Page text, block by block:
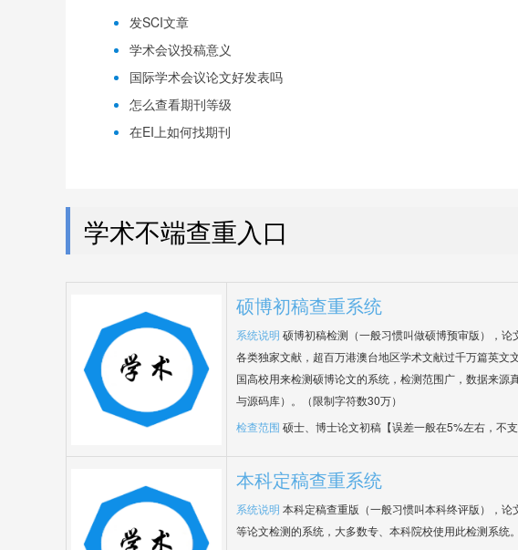
发SCI文章
学术会议投稿意义
国际学术会议论文好发表吗
怎么查看期刊等级
在EI上如何找期刊
学术不端查重入口
硕博初稿查重系统
系统说明 硕博初稿检测（一般习惯叫做硕博预审版），
各类独家文献，超百万港澳台地区学术文献过千万篇英文
国高校用来检测硕博论文的系统，检测范围广，数据来源
与源码库）。（限制字符数30万）
检查范围 硕士、博士论文初稿【误差一般在5%左右，不支
本科定稿查重系统
系统说明 本科定稿查重版（一般习惯叫本科终评版），
等论文检测的系统，大多数专、本科院校使用此检测系统